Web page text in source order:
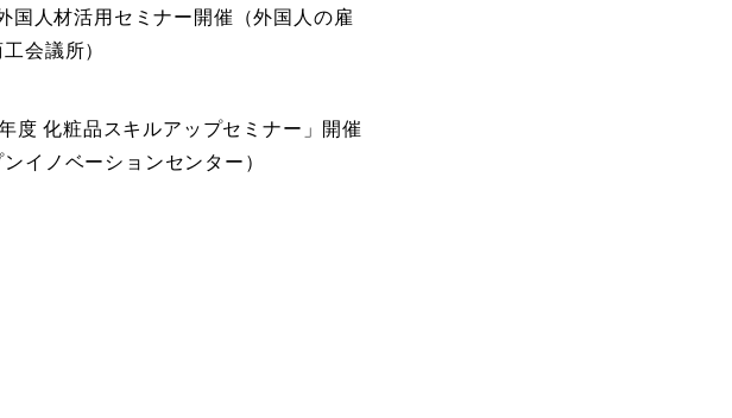
人材活用セミナー開催（外国人の雇
会議所）
度 化粧品スキルアップセミナー」開催
イノベーションセンター）